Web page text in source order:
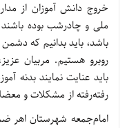
خروج دانش آموزان از
ملی و چادرشب بوده
باشد، باید بدانیم که
روبرو هستیم. مربیان
باید عنایت نمایند بدنه
رفته‌رفته از مشکلات و
امام‌جمعه شهرستان اهر